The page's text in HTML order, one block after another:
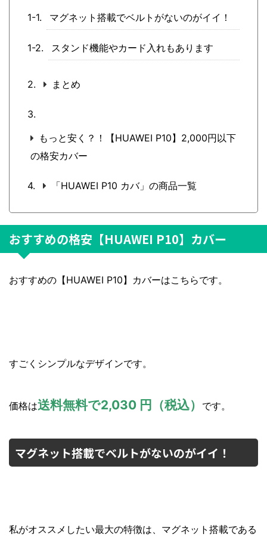
マグネット搭載でベルトがないのがイイ！
スタンド機能やカード入れもあります
まとめ
もっと安く？！【HUAWEI P10】2,000円以下
の格安カバー
「HUAWEI P10 カバ」の商品一覧
おすすめの格安【HUAWEI P10】カバー
おすすめの【HUAWEI P10】カバーはこちらです。
すごくシンプルなデザインです。
価格は送料無料で2,030 円（税込） です。
マグネット搭載でベルトがないのがイイ！
私がオススメしたい最大の特徴は、マグネット搭載である